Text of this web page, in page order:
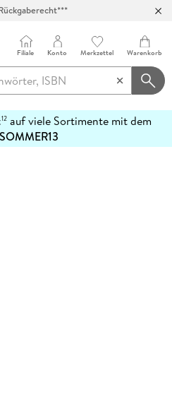
Filiale Konto Merkzettel Warenkorb
12auf viele Sortimente mit dem
SOMMER13